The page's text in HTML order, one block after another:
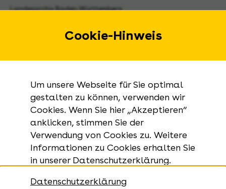
Cookie-Hinweis
Um unsere Webseite für Sie optimal
gestalten zu können, verwenden wir
Cookies. Wenn Sie hier „Akzeptieren“
anklicken, stimmen Sie der
Verwendung von Cookies zu. Weitere
Informationen zu Cookies erhalten Sie
in unserer Datenschutzerklärung.
Datenschutzerklärung
Landesarchiv Baden-Württemberg
+49 711 212-4272
Anfragen zu Archivgut:
+49 711 335075-555
Telefax:
+49 711 212-4283